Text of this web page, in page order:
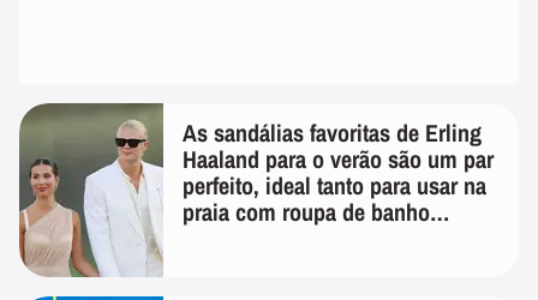
As sandálias favoritas de Erling
Haaland para o verão são um par
perfeito, ideal tanto para usar na
praia com roupa de banho